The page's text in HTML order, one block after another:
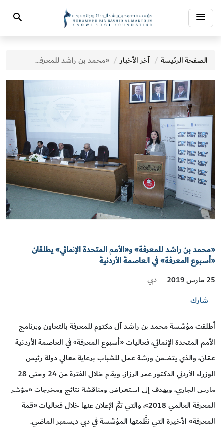
Toggle
navigation
Search
الصفحة الرئيسة آخر الأخبار «محمد بن راشد للمعرفة» و«الأمم المتحدة الإنمائي» يطلقان «أسبوع المعرفة» في العاصمة الأردنية
«محمد بن راشد للمعرفة» و«الأمم المتحدة الإنمائي» يطلقان
«أسبوع المعرفة» في العاصمة الأردنية
25 مارس 2019
دبي
شارك
أطلقت مؤسَّسة محمد بن راشد آل مكتوم للمعرفة بالتعاون وبرنامج
الأمم المتحدة الإنمائي، فعاليات «أسبوع المعرفة» في العاصمة الأردنية
عمّان، والذي يتضمن ورشة عمل للشباب برعاية معالي دولة رئيس
الوزراء الأردني الدكتور عمر الرزاز. ويقام خلال الفترة من 24 وحتى 28
مارس الجاري، ويهدف إلى استعراض ومناقشة نتائج ومخرجات «مؤشر
المعرفة العالمي 2018»، والتي تمَّ الإعلان عنها خلال فعاليات «قمة
المعرفة» الأخيرة التي نظَّمتها المؤسَّسة في دبي ديسمبر الماضي.